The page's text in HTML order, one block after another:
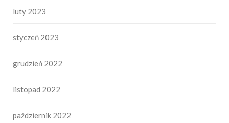
luty 2023
styczeń 2023
grudzień 2022
listopad 2022
październik 2022